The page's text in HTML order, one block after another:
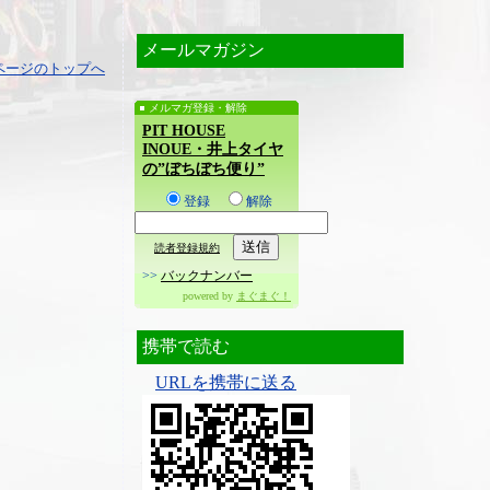
ジのトップへ
メールマガジン
メルマガ登録・解除
PIT HOUSE
INOUE・井上タイヤ
の”ぼちぼち便り”
登録 解除
読者登録規約
>> バックナンバー
powered by まぐまぐ！
携帯で読む
URLを携帯に送る